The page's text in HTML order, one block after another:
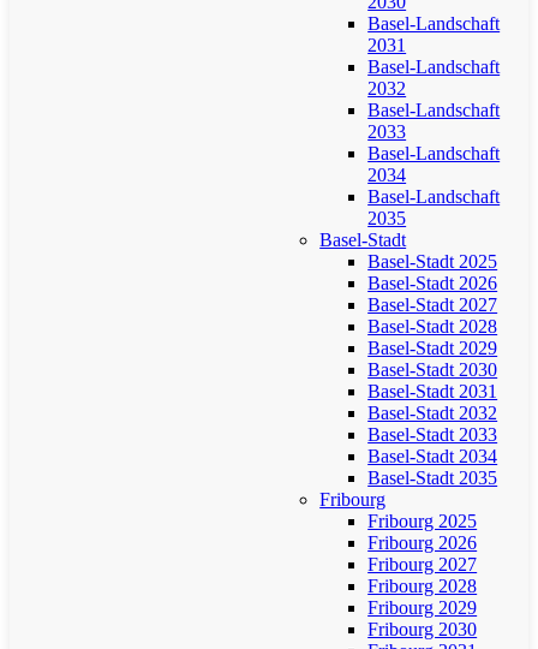
Basel-Landschaft
2031
Basel-Landschaft
2032
Basel-Landschaft
2033
Basel-Landschaft
2034
Basel-Landschaft
2035
Basel-Stadt
Basel-Stadt 2025
Basel-Stadt 2026
Basel-Stadt 2027
Basel-Stadt 2028
Basel-Stadt 2029
Basel-Stadt 2030
Basel-Stadt 2031
Basel-Stadt 2032
Basel-Stadt 2033
Basel-Stadt 2034
Basel-Stadt 2035
Fribourg
Fribourg 2025
Fribourg 2026
Fribourg 2027
Fribourg 2028
Fribourg 2029
Fribourg 2030